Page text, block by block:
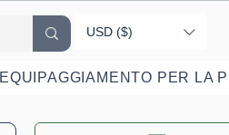
USD ($)
EQUIPAGGIAMENTO PER LA